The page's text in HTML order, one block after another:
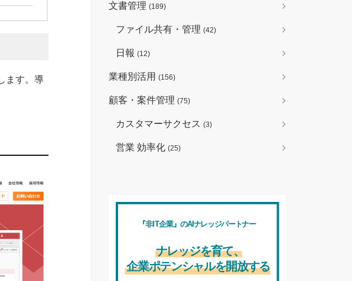
ます。導
文書管理 (189)
ファイル共有・管理 (42)
日報 (12)
業種別活用 (156)
顧客・案件管理 (75)
カスタマーサクセス (3)
営業 効率化 (25)